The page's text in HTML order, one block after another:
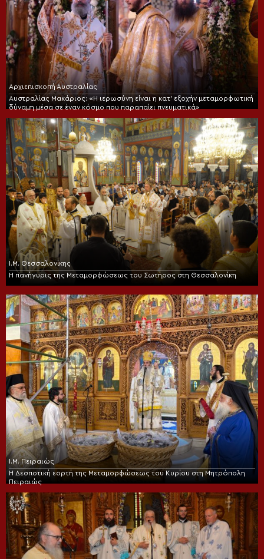
Αρχιεπισκοπή Αυστραλίας
Αυστραλίας Μακάριος: «Η ιερωσύνη είναι η κατ’ εξοχήν μεταμορφωτική
δύναμη μέσα σε έναν κόσμο που παραπαίει πνευματικά»
Ι.Μ. Θεσσαλονίκης
Η πανήγυρις της Μεταμορφώσεως του Σωτήρος στη Θεσσαλονίκη
Ι.Μ. Πειραιώς
Η Δεσποτική εορτή της Μεταμορφώσεως του Κυρίου στη Μητρόπολη
Πειραιώς